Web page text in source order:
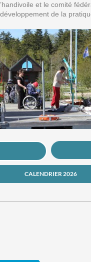
et le comité
de la
CALENDRIER 2026